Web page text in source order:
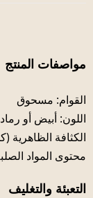
مواصفات المنتج
القوام: مسحوق
اللون: أبيض أو
الكثافة الظاهرية (كجم/
محتوى المواد
التعبئة والتغليف